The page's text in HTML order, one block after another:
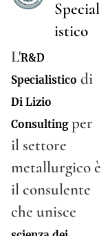
Special
istico
L'R&D
Specialistico di
Di Lizio
Consultingper
il settore
metallurgico è
il consulente
che unisce